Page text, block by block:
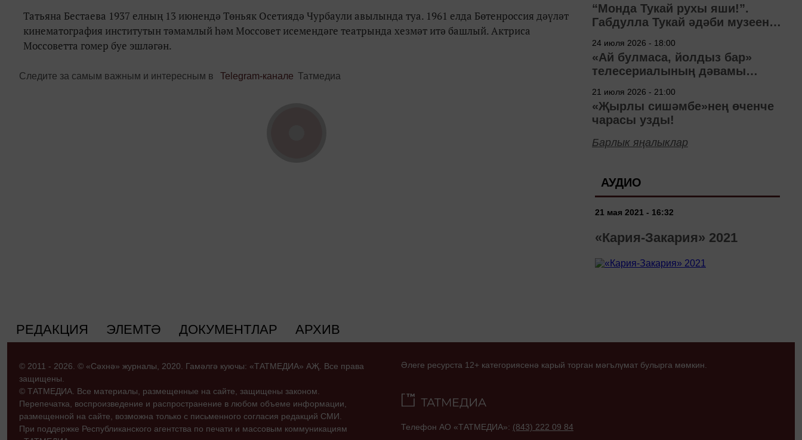
Татьяна Бестаева 1937 елның 13 июнендә Төньяк Осетиядә Чурбаули авылында туа. 1961 елда Бөтенроссия дәүләт
кинематография институтын тәмамлый һәм Моссовет исемендәге театрында хезмәт итә башлый. Актриса
Моссоветта гомер буе эшләгән.
Следите за самым важным и интересным в Telegram-канале Татмедиа
“Монда Тукай рухы яши!”.
Габдулла Тукай әдәби музеена
24 июля 2026 - 18:00
«Ай булмаса, йолдыз бар»
телесериалының дәвамы
21 июля 2026 - 21:00
«Җырлы сишәмбе»нең өченче
чарасы узды!
Барлык яңалыклар
АУДИО
21 мая 2021 - 16:32
«Кария-Закария» 2021
РЕДАКЦИЯ ЭЛЕМТӘ ДОКУМЕНТЛАР АРХИВ
© 2011 - 2026. © «Сәхнә» журналы, 2020. Гамәлгә куючы: «ТАТМЕДИА» АҖ. Все права
защищены.
© ТАТМЕДИА. Все материалы, размещенные на сайте, защищены законом.
Перепечатка, воспроизведение и распространение в любом объеме информации,
размещенной на сайте, возможна только с письменного согласия редакций СМИ.
При поддержке Республиканского агентства по печати и массовым коммуникациям
Әлеге ресурста 12+ категориясенә карый торган мәгълүмат булырга мөмкин.
Телефон АО «ТАТМЕДИА»: (843) 222 09 84